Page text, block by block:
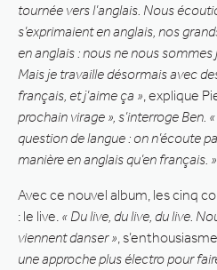
tournée vers l’anglais. Nous
s’exprimaient en anglais, nos
en anglais : nous ne nous sommes
Mais je travaille désormais avec
français, et j’aime ça » , explique
prochain virage », s’interroge Ben.
question de langue : on n’écoute
manière en anglais qu’en français. »
Avec ce nouvel album, les cinq
: le live. « Du live, du live, du live.
viennent danser » ,
une approche plus électro pour